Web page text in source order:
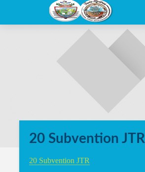
20 Subvention JTR
20 Subvention JTR